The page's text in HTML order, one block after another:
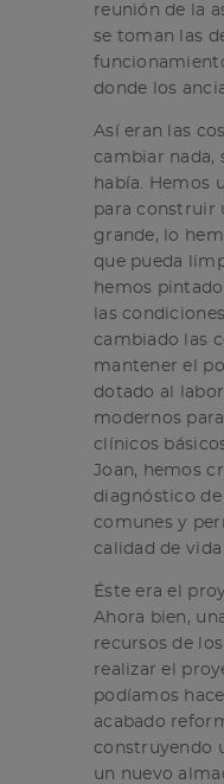
reunión de la
se toman las
donde los
Así eran las
cambiar nada,
había. Hemos
para construir
grande, lo
que pueda
hemos
las
cambiado las
mantener el
dotado al
modernos
clínicos
Joan, hemos
diagnóstico de
comunes y
calidad de
Éste era el
Ahora bien,
recursos de
realizar el
podíamos
acabado
construyendo
un nuevo